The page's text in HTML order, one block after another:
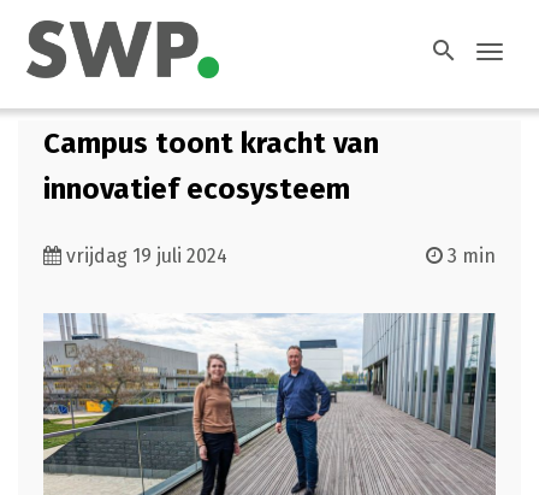
search
Campus toont kracht van
innovatief ecosysteem
vrijdag 19 juli 2024 3 min